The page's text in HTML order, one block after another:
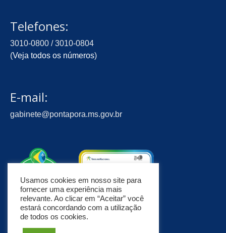
Telefones:
3010-0800 / 3010-0804
(Veja todos os números)
E-mail:
gabinete@pontapora.ms.gov.br
Usamos cookies em nosso site para
fornecer uma experiência mais
relevante. Ao clicar em “Aceitar” você
estará concordando com a utilização
de todos os cookies.